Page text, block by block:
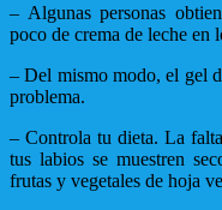
– Algunas personas
poco de crema de leche en
– Del mismo modo, el gel
problema.
– Controla tu dieta. La
tus labios se muestren
frutas y vegetales de hoja